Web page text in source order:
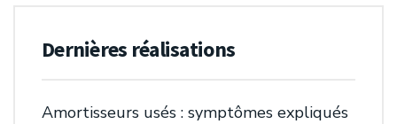
Dernières réalisations
Amortisseurs usés : symptômes expliqués